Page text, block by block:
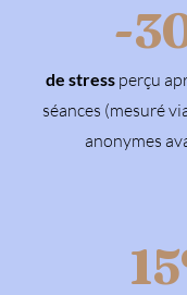
-
de stressperçu
séances (mesuré
anonymes